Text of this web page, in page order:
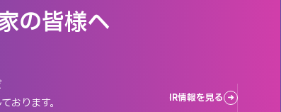
の皆様へ
おります。
IR情報を見る